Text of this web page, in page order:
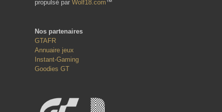
propulsé par Wolf18.com™
Nos partenaires
GTAFR
Annuaire jeux
Instant-Gaming
Goodies GT